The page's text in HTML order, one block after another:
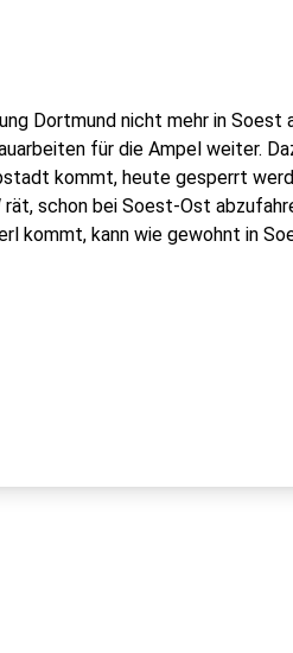
Dortmund nicht mehr in Soest
für die Ampel weiter.
kommt, heute gesperrt
schon bei Soest-Ost
kommt, kann wie gewohnt in